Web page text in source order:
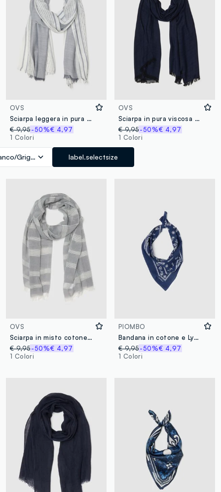
OVS
Sciarpa leggera in pura viscosa a righe multicolor con frange
€ 9,95-50%€ 4,97
1 Colori
Grigio label.selectsize
OVS
Sciarpa in pura viscosa blu con frange
€ 9,95-50%€ 4,97
1 Colori
OVS
Sciarpa in misto cotone a righe multicolor con frange
€ 9,95-50%€ 4,97
1 Colori
PIOMBO
Bandana in cotone e Lyocell blu con fantasia paisley
€ 9,95-50%€ 4,97
1 Colori